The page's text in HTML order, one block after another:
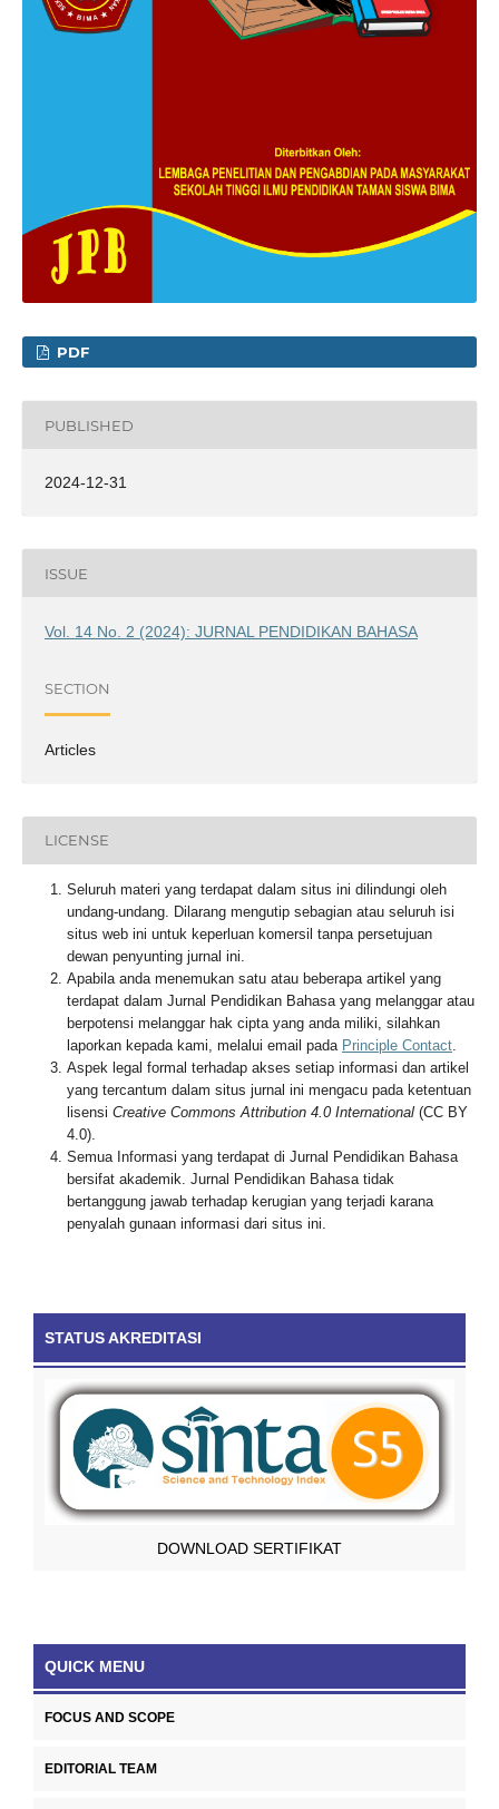
PDF
PUBLISHED
2024-12-31
ISSUE
Vol. 14 No. 2 (2024): JURNAL PENDIDIKAN BAHASA
SECTION
Articles
LICENSE
Seluruh materi yang terdapat dalam situs ini dilindungi oleh
undang-undang. Dilarang mengutip sebagian atau seluruh isi
situs web ini untuk keperluan komersil tanpa persetujuan
dewan penyunting jurnal ini.
Apabila anda menemukan satu atau beberapa artikel yang
terdapat dalam Jurnal Pendidikan Bahasa yang melanggar atau
berpotensi melanggar hak cipta yang anda miliki, silahkan
laporkan kepada kami, melalui email pada Principle Contact.
Aspek legal formal terhadap akses setiap informasi dan artikel
yang tercantum dalam situs jurnal ini mengacu pada ketentuan
lisensi Creative Commons Attribution 4.0 International(CC BY
4.0).
Semua Informasi yang terdapat di Jurnal Pendidikan Bahasa
bersifat akademik. Jurnal Pendidikan Bahasa tidak
bertanggung jawab terhadap kerugian yang terjadi karana
penyalah gunaan informasi dari situs ini.
STATUS AKREDITASI
DOWNLOAD SERTIFIKAT
QUICK MENU
FOCUS AND SCOPE
EDITORIAL TEAM